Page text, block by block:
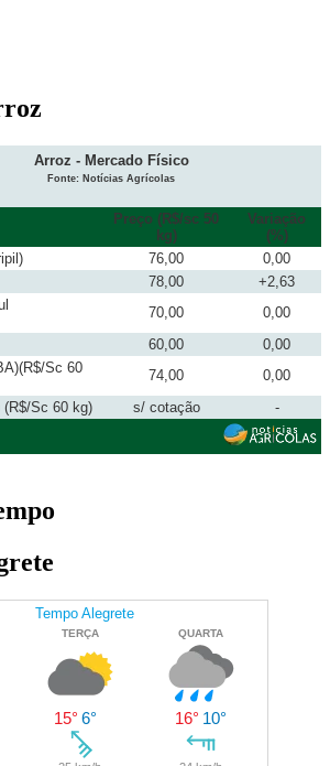
Arroz - Mercado Físico
Fonte: Notícias Agrícolas
Preço (R$/sc 50
kg)
Variação
(%)
76,00
0,00
78,00
+2,63
70,00
0,00
60,00
0,00
Sc 60
74,00
0,00
(R$/Sc 60 kg)
s/ cotação
-